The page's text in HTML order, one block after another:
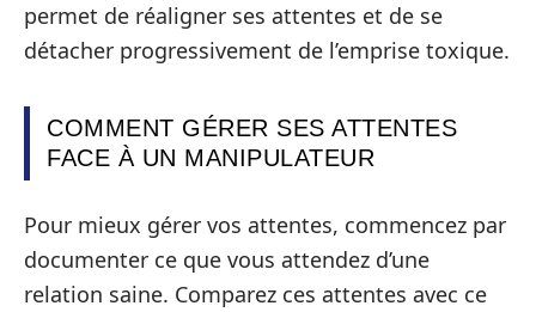
permet de réaligner ses attentes et de se
détacher progressivement de l’emprise toxique.
COMMENT GÉRER SES ATTENTES
FACE À UN MANIPULATEUR
Pour mieux gérer vos attentes, commencez par
documenter ce que vous attendez d’une
relation saine. Comparez ces attentes avec ce